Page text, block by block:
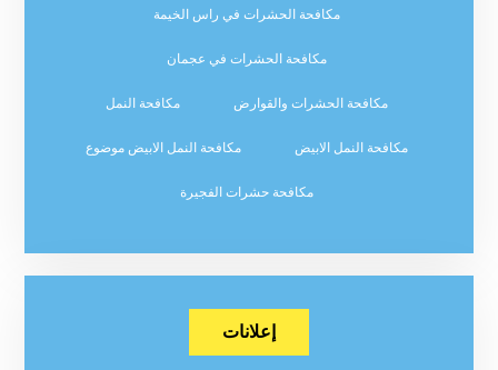
مكافحة الحشرات في راس الخيمة
مكافحة الحشرات في عجمان
مكافحة الحشرات والقوارض مكافحة النمل
مكافحة النمل الابيض مكافحة النمل الابيض موضوع
مكافحة حشرات الفجيرة
إعلانات